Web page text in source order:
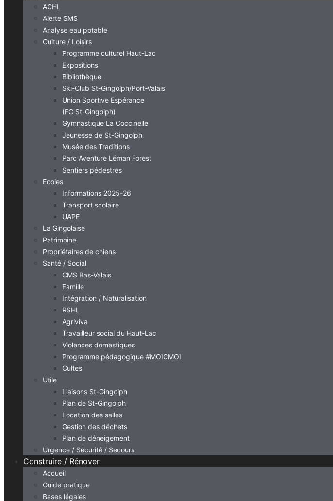
ACHL
Alerte SMS
Analyse eau potable
Culture / Loisirs
Programme culturel Haut-Lac
Expositions
Bibliothèque
Ski-Club St-Gingolph/Port-Valais
Union Sportive Espérance
(FC St-Gingolph)
Gymnastique La Coccinelle
Jeunesse de St-Gingolph
Musée des Traditions
Parc Aventure Léman Forest
Sentiers pédestres
Ecoles
Informations 2025-26
Transport scolaire
UAPE
La Gingolaise
Patrimoine
Propriétaires de chiens
Santé / Social
CMS Bas-Valais
Famille
Intégration / Naturalisation
RSHL
Agriviva
Travailleur social du Haut-Lac
Violences domestiques
Programme pédagogique #MOICMOI
Cultes
Utile
Liaisons St-Gingolph
Plan de St-Gingolph
Location des salles
Gestion des déchets
Plan de déneigement
Urgence / Sécurité / Secours
Construire / Rénover
Accueil
Guide pratique
Bases légales